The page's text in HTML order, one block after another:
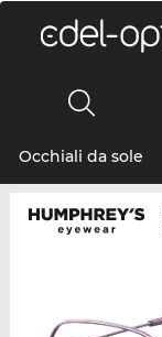
Occhiali da sole